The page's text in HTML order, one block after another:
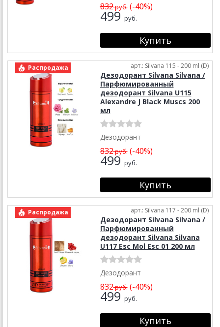
832руб.(-40%)
499 руб.
Распродажа арт.: Silvana 115 - 200 ml (D)
Дезодорант Silvana Silvana /
Парфюмированный
дезодорант Silvana U115
Alexandre J Black Muscs 200
мл
Дезодорант
832руб.(-40%)
499 руб.
Распродажа арт.: Silvana 117 - 200 ml (D)
Дезодорант Silvana Silvana /
Парфюмированный
дезодорант Silvana Silvana
U117 Esc Mol Esc 01 200 мл
Дезодорант
832руб.(-40%)
499 руб.